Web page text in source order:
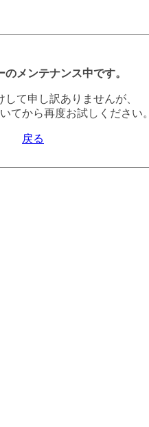
のメンテナンス中です。
して申し訳ありませんが、
てから再度お試しください。
戻る